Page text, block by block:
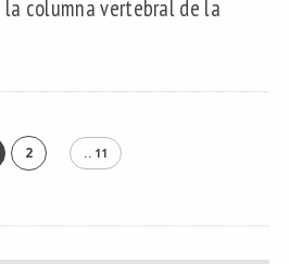
columna vertebral de la
2 .. 11